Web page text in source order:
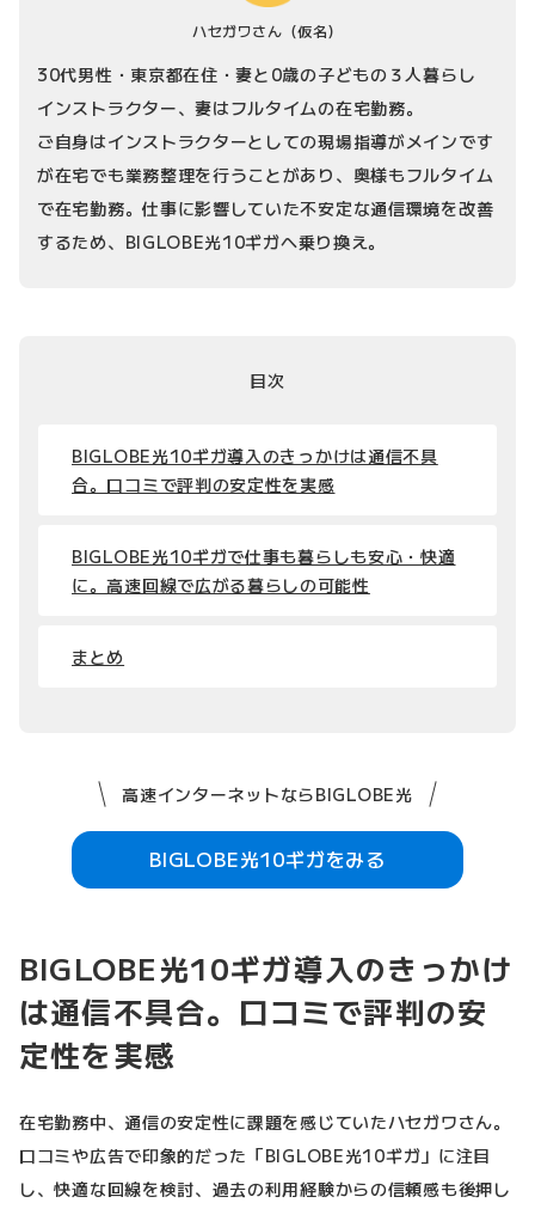
ハセガワさん （仮名）
30代男性・東京都在住・妻と0歳の子どもの３人暮らし
インストラクター、妻はフルタイムの在宅勤務。
ご自身はインストラクターとしての現場指導がメインです
が在宅でも業務整理を行うことがあり、奥様もフルタイム
で在宅勤務。仕事に影響していた不安定な通信環境を改善
するため、BIGLOBE光10ギガへ乗り換え。
目次
BIGLOBE光10ギガ導入のきっかけは通信不具
合。口コミで評判の安定性を実感
BIGLOBE光10ギガで仕事も暮らしも安心・快適
に。高速回線で広がる暮らしの可能性
まとめ
高速インターネットならBIGLOBE光
BIGLOBE光10ギガをみる
BIGLOBE光10ギガ導入のきっかけ
は通信不具合。口コミで評判の安
定性を実感
在宅勤務中、通信の安定性に課題を感じていたハセガワさん。
口コミや広告で印象的だった「BIGLOBE光10ギガ」に注目
し、快適な回線を検討、過去の利用経験からの信頼感も後押し